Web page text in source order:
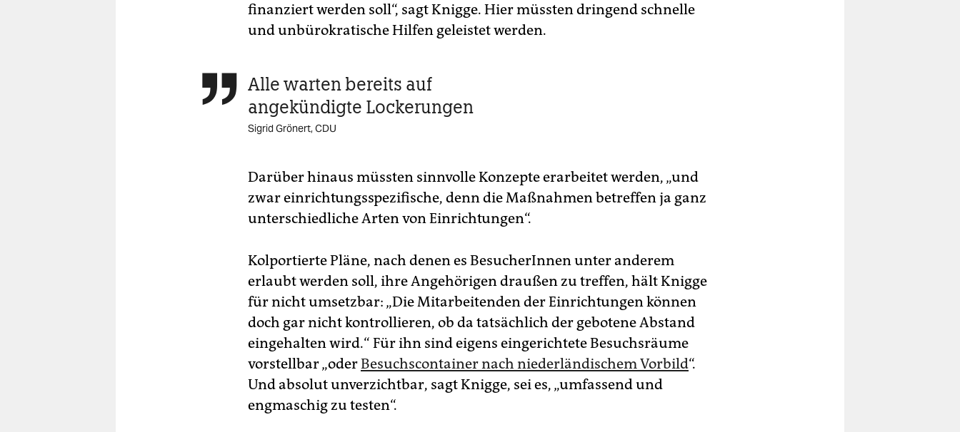
finanziert werden soll“, sagt Knigge. Hier müssten dringend schnelle
und unbürokratische Hilfen geleistet werden.
 Alle warten bereits auf
angekündigte Lockerungen
Sigrid Grönert, CDU
Darüber hinaus müssten sinnvolle Konzepte erarbeitet werden, „und
zwar einrichtungsspezifische, denn die Maßnahmen betreffen ja ganz
unterschiedliche Arten von Einrichtungen“.
Kolportierte Pläne, nach denen es BesucherInnen unter anderem
erlaubt werden soll, ihre Angehörigen draußen zu treffen, hält Knigge
für nicht umsetzbar: „Die Mitarbeitenden der Einrichtungen können
doch gar nicht kontrollieren, ob da tatsächlich der gebotene Abstand
eingehalten wird.“ Für ihn sind eigens eingerichtete Besuchsräume
vorstellbar „oderBesuchscontainer nach niederländischem Vorbild“.
Und absolut unverzichtbar, sagt Knigge, sei es, „umfassend und
engmaschig zu testen“.